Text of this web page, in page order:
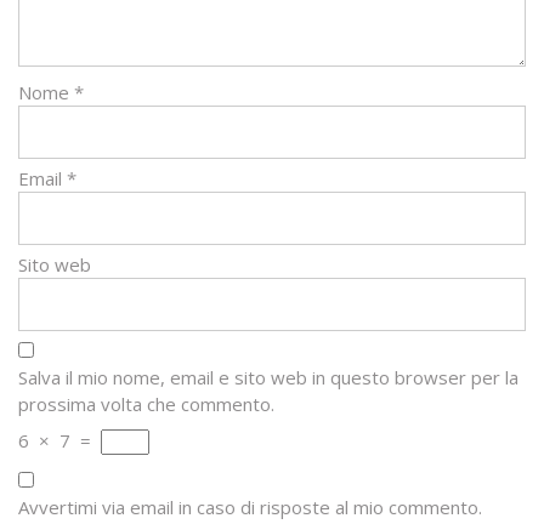
Nome *
Email *
Sito web
Salva il mio nome, email e sito web in questo browser per la
prossima volta che commento.
6 × 7 =
Avvertimi via email in caso di risposte al mio commento.